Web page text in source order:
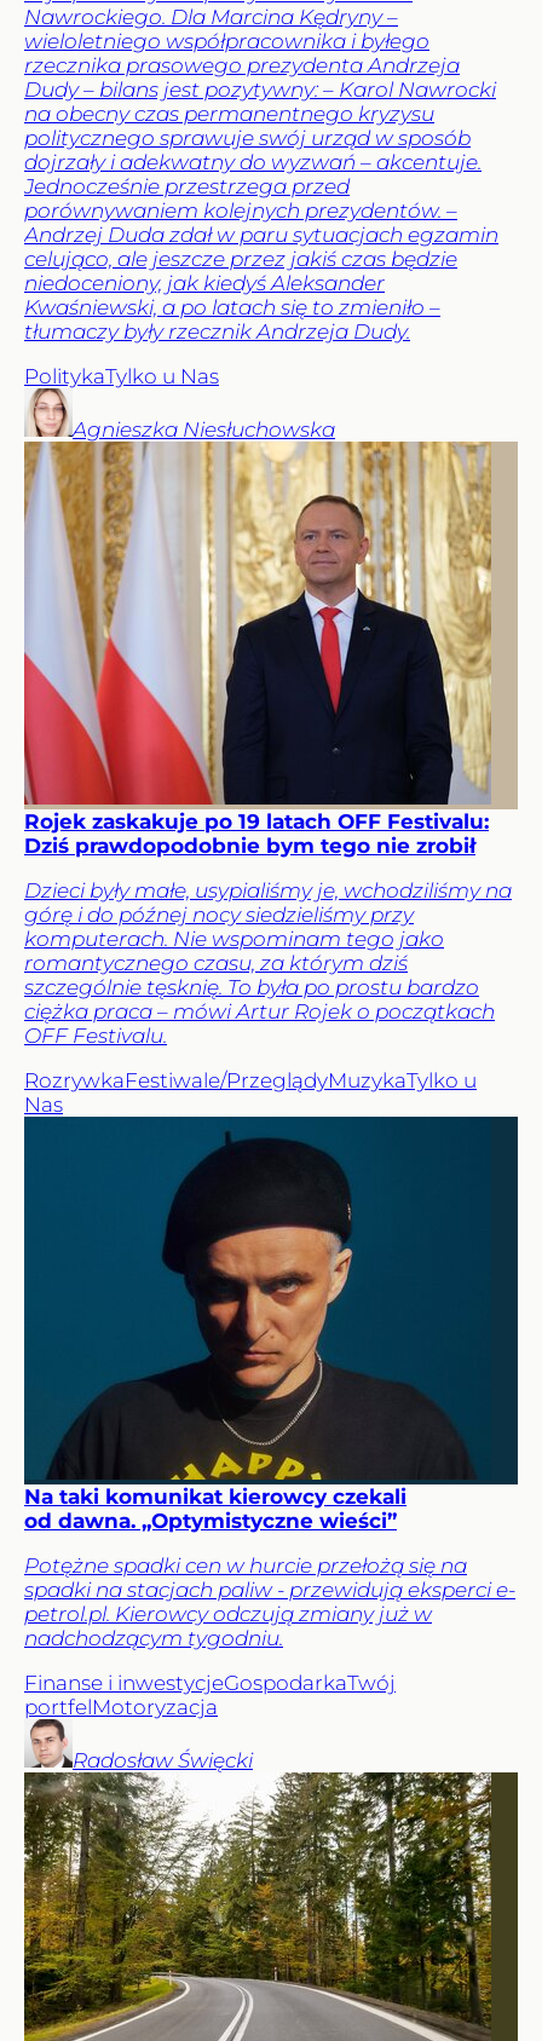
Nawrockiego. Dla Marcina Kędryny –
wieloletniego współpracownika i byłego
rzecznika prasowego prezydenta Andrzeja
Dudy – bilans jest pozytywny: – Karol Nawrocki
na obecny czas permanentnego kryzysu
politycznego sprawuje swój urząd w sposób
dojrzały i adekwatny do wyzwań – akcentuje.
Jednocześnie przestrzega przed
porównywaniem kolejnych prezydentów. –
Andrzej Duda zdał w paru sytuacjach egzamin
celująco, ale jeszcze przez jakiś czas będzie
niedoceniony, jak kiedyś Aleksander
Kwaśniewski, a po latach się to zmieniło –
tłumaczy były rzecznik Andrzeja Dudy.
PolitykaTylko u Nas
Agnieszka Niesłuchowska
Rojek zaskakuje po 19 latach OFF Festivalu:
Dziś prawdopodobnie bym tego nie zrobił
Dzieci były małe, usypialiśmy je, wchodziliśmy na
górę i do późnej nocy siedzieliśmy przy
komputerach. Nie wspominam tego jako
romantycznego czasu, za którym dziś
szczególnie tęsknię. To była po prostu bardzo
ciężka praca – mówi Artur Rojek o początkach
OFF Festivalu.
RozrywkaFestiwale/PrzeglądyMuzykaTylko u
Nas
Na taki komunikat kierowcy czekali
od dawna. „Optymistyczne wieści”
Potężne spadki cen w hurcie przełożą się na
spadki na stacjach paliw - przewidują eksperci e-
petrol.pl. Kierowcy odczują zmiany już w
nadchodzącym tygodniu.
Finanse i inwestycjeGospodarkaTwój
portfelMotoryzacja
Radosław Święcki